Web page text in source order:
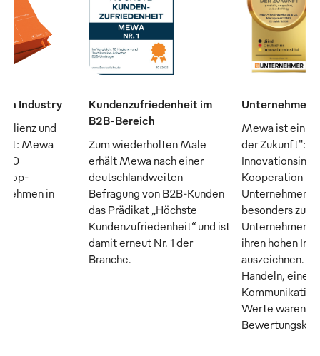
Industry
und
Mewa
50
Top-
in
Kundenzufriedenheit im
B2B-Bereich
Zum wiederholten Male
erhält Mewa nach einer
deutschlandweiten
Befragung von B2B-Kunden
das Prädikat „Höchste
Kundenzufriedenheit“ und ist
damit erneut Nr. 1 der
Branche.
Unternehmen
Mewa ist ein
der Zukunft":
Kooperation
Unternehmer
besonders
Unternehmen,
ihren hohen
auszeichnen.
Handeln, eine
Werte waren